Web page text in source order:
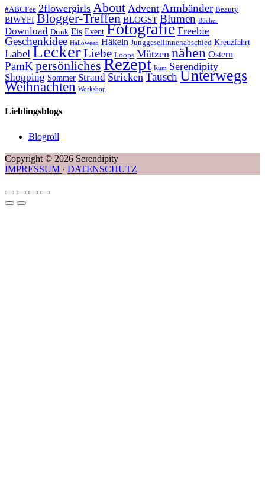
#ABCFee 2flowergirls About Advent Armbänder Beauty
BIWYFI Blogger-Treffen BLOGST Blumen Bücher
Download Drink Eis Event Fotografie Freebie
Geschenkidee Halloween Häkeln Junggesellinnenabschied Kreuzfahrt
Label LeckerLiebe Loops Mützen nähen Ostern
PamK persönliches Rezept Rum Serendipity
Shopping Sommer Strand Stricken Tausch Unterwegs
Weihnachten Workshop
Lieblingsblogs
Blogroll
Copyright © 2026 Serendipity
IMPRESSUM · DATENSCHUTZ